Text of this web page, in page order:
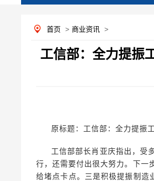
首页 > 商业资讯 >
工信部：全力提振
原标题：工信部：全力提振
工信部部长肖亚庆指出，受
行，还需要付出很大努力。下一
给堵点卡点。三是积极提振制造